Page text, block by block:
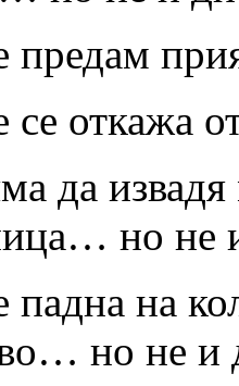
откажа
да
но не
на
но не и